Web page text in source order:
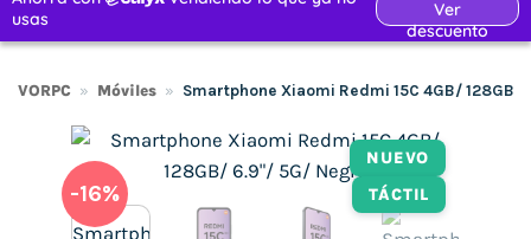
VORPC » Móviles » Smartphone Xiaomi Redmi 15C 4GB/ 128GB/
NUEVO
TÁCTIL
-16%